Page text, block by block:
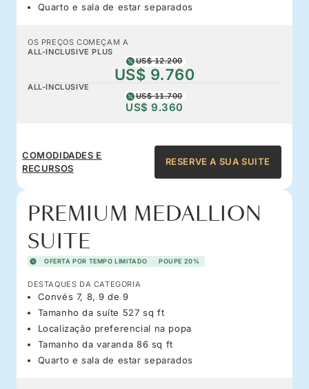
Quarto e sala de estar separados
OS PREÇOS COMEÇAM A
ALL-INCLUSIVE PLUS
US$ 12.200
US$ 9.760
ALL-INCLUSIVE
US$ 11.700
US$ 9.360
COMODIDADES E
RECURSOS
RESERVE A SUA SUITE
PREMIUM MEDALLION
SUITE
OFERTA POR TEMPO LIMITADO POUPE 20%
DESTAQUES DA CATEGORIA
Convés 7, 8, 9 de 9
Tamanho da suíte 527 sq ft
Localização preferencial na popa
Tamanho da varanda 86 sq ft
Quarto e sala de estar separados